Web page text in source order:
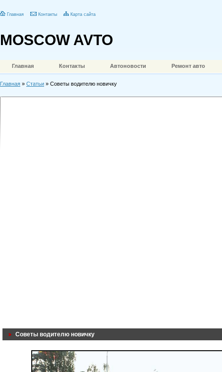
Главная Контакты Карта сайта
MOSCOW AVTO
Главная Контакты Автоновости Ремонт авто
Главная » Статьи » Советы водителю новичку
Советы водителю новичку